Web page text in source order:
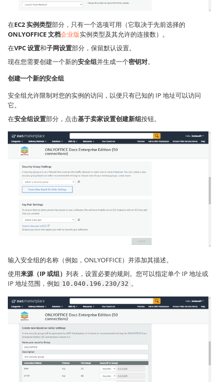
在EC2 实例类型部分，只有一个选项可用（它取决于先前选择的
ONLYOFFICE 文档企业版实例类型及其允许的连接数）。
在VPC 设置和子网设置部分，保留默认设置。
现在您需要创建一个新的安全组并生成一个密钥对。
创建一个新的安全组
安全组允许限制对您的实例的访问，以便只有已知的 IP 地址可以访问
它。
在安全组设置部分，点击基于卖家设置创建新组按钮。
输入安全组的名称（例如，ONLYOFFICE）并添加其描述。
使用来源（IP 或组） 列表，设置必要的规则。您可以指定单个 IP 地址或
IP 地址范围，例如 10.040.196.230/32 。